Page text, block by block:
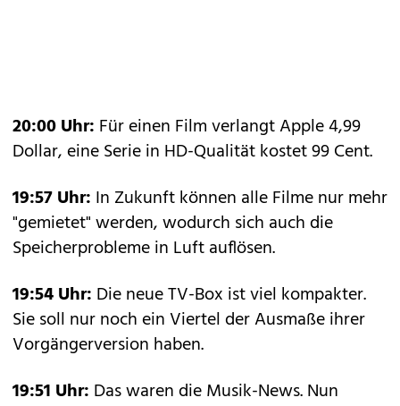
20:00 Uhr: Für einen Film verlangt Apple 4,99
Dollar, eine Serie in HD-Qualität kostet 99 Cent.
19:57 Uhr: In Zukunft können alle Filme nur mehr
"gemietet" werden, wodurch sich auch die
Speicherprobleme in Luft auflösen.
19:54 Uhr: Die neue TV-Box ist viel kompakter.
Sie soll nur noch ein Viertel der Ausmaße ihrer
Vorgängerversion haben.
19:51 Uhr: Das waren die Musik-News. Nun